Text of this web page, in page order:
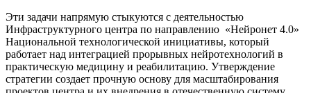
Эти задачи напрямую стыкуются с деятельностью
Инфраструктурного центра по направлению «Нейронет 4.0»
Национальной технологической инициативы, который
работает над интеграцией прорывных нейротехнологий в
практическую медицину и реабилитацию. Утверждение
стратегии создает прочную основу для масштабирования